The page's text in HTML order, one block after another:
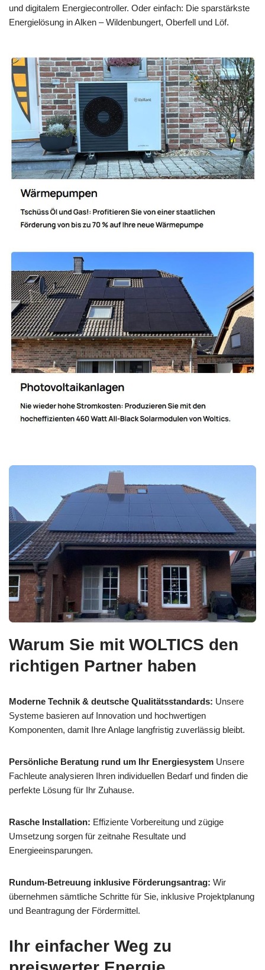
und digitalem Energiecontroller. Oder einfach: Die sparstärkste
Energielösung in Alken – Wildenbungert, Oberfell und Löf.
Warum Sie mit WOLTICS den
richtigen Partner haben
Moderne Technik & deutsche Qualitätsstandards: Unsere
Systeme basieren auf Innovation und hochwertigen
Komponenten, damit Ihre Anlage langfristig zuverlässig bleibt.
Persönliche Beratung rund um Ihr Energiesystem Unsere
Fachleute analysieren Ihren individuellen Bedarf und finden die
perfekte Lösung für Ihr Zuhause.
Rasche Installation: Effiziente Vorbereitung und zügige
Umsetzung sorgen für zeitnahe Resultate und
Energieeinsparungen.
Rundum-Betreuung inklusive Förderungsantrag: Wir
übernehmen sämtliche Schritte für Sie, inklusive Projektplanung
und Beantragung der Fördermittel.
Ihr einfacher Weg zu